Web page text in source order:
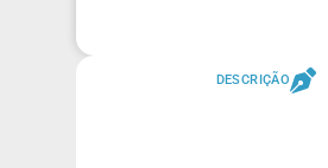
DESCRIÇÃO